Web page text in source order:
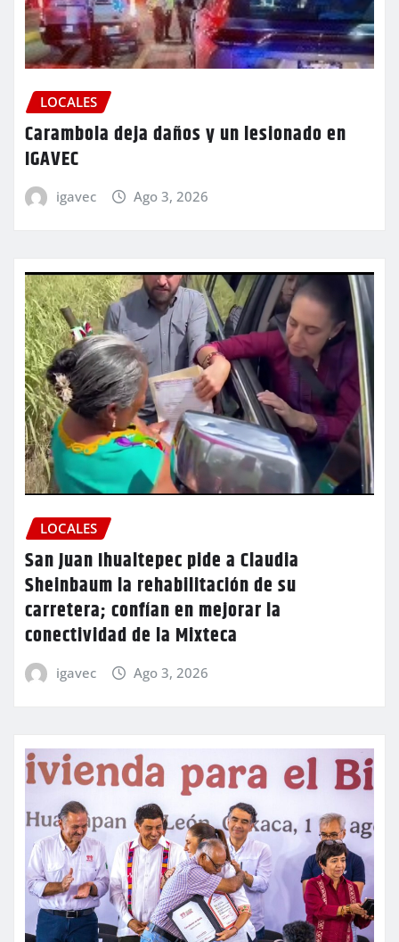
LOCALES
Carambola deja daños y un lesionado en
IGAVEC
igavec Ago 3, 2026
LOCALES
San Juan Ihualtepec pide a Claudia
Sheinbaum la rehabilitación de su
carretera; confían en mejorar la
conectividad de la Mixteca
igavec Ago 3, 2026